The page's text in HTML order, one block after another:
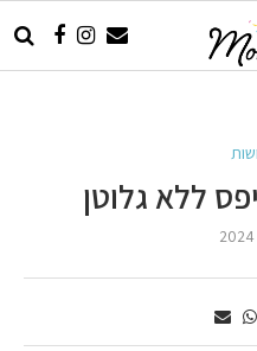
ללא גלוטן